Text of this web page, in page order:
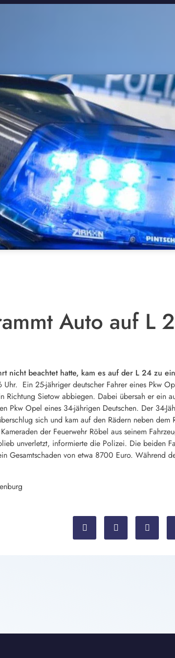
Auto auf L
nicht beachtet hatte, kam es auf der L 24 zu
Uhr. Ein 25-jähriger deutscher Fahrer eines Pkw
Sietow abbiegen. Dabei übersah er ein
Pkw Opel eines 34-jährigen Deutschen. Der 34-
sich und kam auf den Rädern neben
der Feuerwehr Röbel aus seinem
unverletzt, informierte die Polizei. Die beiden
Gesamtschaden von etwa 8700 Euro. Während